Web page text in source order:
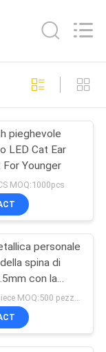
di
23
delle
42
pieghevole
LED Cat Ear
For Younger
MOQ:1000pcs
personale
spina di
con la
del
della fascia del